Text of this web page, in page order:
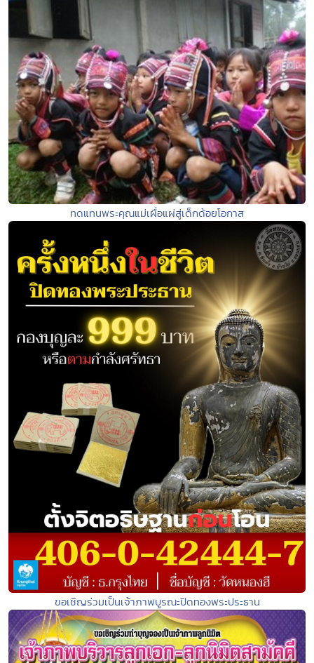
ทดแทนพระคุณแม่เผื่อแผ่สู่เด็กด้อยโอกาส
ขอเชิญร่วมเป็นเจ้าภาพบูรณะปิดทองพระประธาน